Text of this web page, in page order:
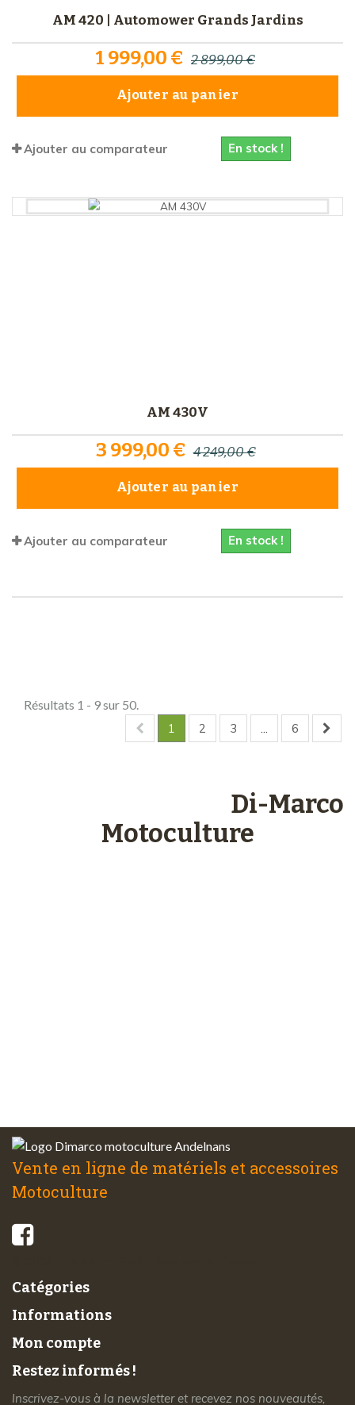
AM 420 | Automower Grands Jardins
1 999,00 € 2 899,00 €
Ajouter au panier
Ajouter au comparateur En stock !
AM 430V
3 999,00 € 4 249,00 €
Ajouter au panier
Ajouter au comparateur En stock !
Résultats 1 - 9 sur 50.
1
2 3 ... 6
Di-Marco
Motoculture
Vente en ligne de matériels et accessoires
Motoculture
Catégories
Informations
Mon compte
Restez informés !
Inscrivez-vous à la newsletter et recevez nos nouveautés,